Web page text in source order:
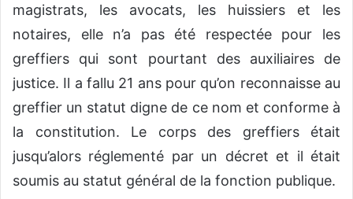
magistrats, les avocats, les huissiers et les
notaires, elle n’a pas été respectée pour les
greffiers qui sont pourtant des auxiliaires de
justice. Il a fallu 21 ans pour qu’on reconnaisse au
greffier un statut digne de ce nom et conforme à
la constitution. Le corps des greffiers était
jusqu’alors réglementé par un décret et il était
soumis au statut général de la fonction publique.